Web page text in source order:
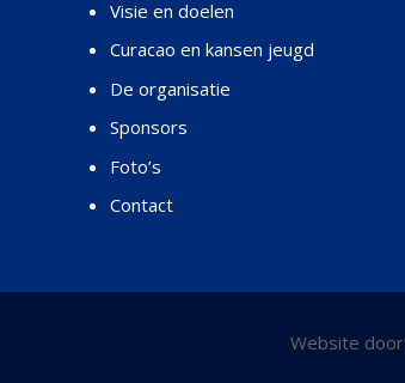
Visie en doelen
Curacao en kansen jeugd
De organisatie
Sponsors
Foto’s
Contact
Website door